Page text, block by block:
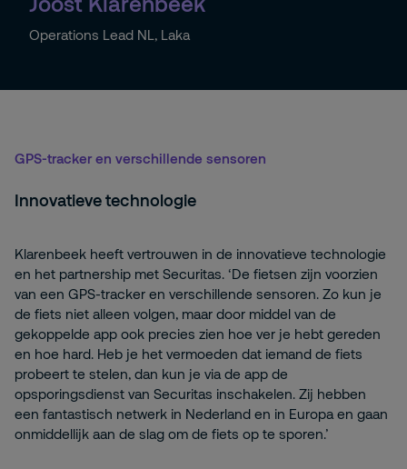
Operations Lead NL, Laka
GPS-tracker en verschillende sensoren
Innovatieve technologie
Klarenbeek heeft vertrouwen in de innovatieve technologie
en het partnership met Securitas. ‘De fietsen zijn voorzien
van een GPS-tracker en verschillende sensoren. Zo kun je
de fiets niet alleen volgen, maar door middel van de
gekoppelde app ook precies zien hoe ver je hebt gereden
en hoe hard. Heb je het vermoeden dat iemand de fiets
probeert te stelen, dan kun je via de app de
opsporingsdienst van Securitas inschakelen. Zij hebben
een fantastisch netwerk in Nederland en in Europa en gaan
onmiddellijk aan de slag om de fiets op te sporen.’